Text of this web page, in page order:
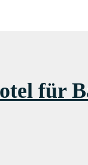
für